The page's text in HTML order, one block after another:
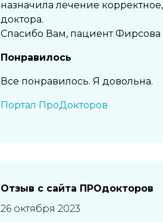
назначила лечение
доктора.
Спасибо Вам, пациент
Понравилось
Все понравилось. Я довольна.
Портал ПроДокторов
Отзыв с сайта ПРОдокторов
26 октября 2023